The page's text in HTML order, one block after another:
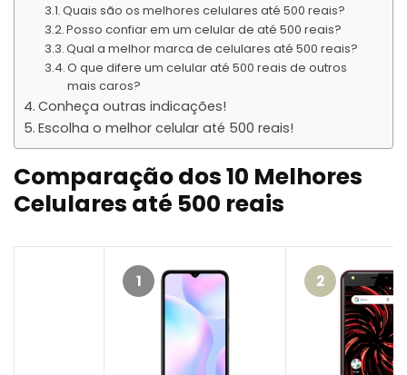
Quais são os melhores celulares até 500 reais?
Posso confiar em um celular de até 500 reais?
Qual a melhor marca de celulares até 500 reais?
O que difere um celular até 500 reais de outros
mais caros?
Conheça outras indicações!
Escolha o melhor celular até 500 reais!
Comparação dos 10 Melhores
Celulares até 500 reais
1 2